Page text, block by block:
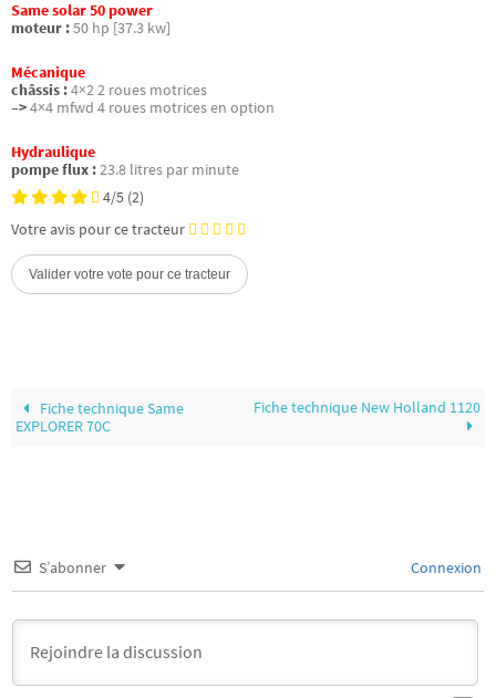
Same solar 50 power
moteur :50 hp [37.3 kw]
Mécanique
châssis :4×2 2 roues motrices
–>4×4 mfwd 4 roues motrices en option
Hydraulique
pompe flux :23.8 litres par minute
4/5 (2)
Votre avis pour ce tracteur
Fiche technique Same
EXPLORER 70C
Fiche technique New Holland 1120
S’abonner Connexion